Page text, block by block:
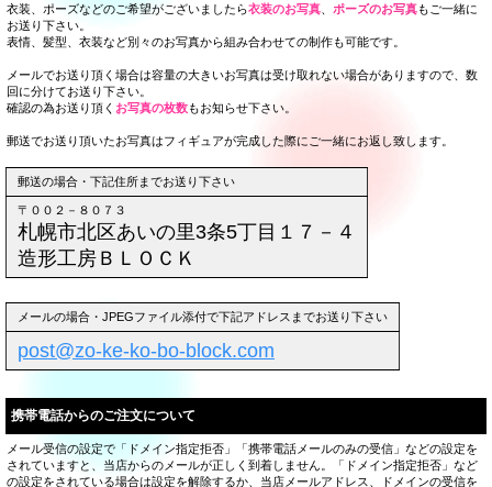
衣装、ポーズなどのご希望がございましたら衣装のお写真 ポーズのお写真もご一緒に
お送り下さい。
表情、髪型、衣装など別々のお写真から組み合わせての制作も可能です。
メールでお送り頂く場合は容量の大きいお写真は受け取れない場合がありますので、数
回に分けてお送り下さい。
確認の為お送り頂く お写真の枚数もお知らせ下さい。
郵送でお送り頂いたお写真はフィギュアが完成した際にご一緒にお返し致します。
郵送の場合・下記住所までお送り下さい
〒００２－８０７３
札幌市北区あいの里3条5丁目１７－４
造形工房ＢＬＯＣＫ
メールの場合・JPEGファイル添付で下記アドレスまでお送り下さい
post@zo-ke-ko-bo-block.com
携帯電話からのご注文について
メール受信の設定で「ドメイン指定拒否」「携帯電話メールのみの受信」などの設定を
されていますと、当店からのメールが正しく到着しません。「ドメイン指定拒否」など
の設定をされている場合は設定を解除するか、当店メールアドレス、ドメインの受信を